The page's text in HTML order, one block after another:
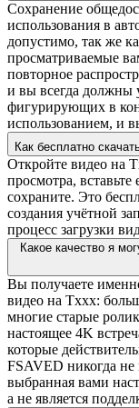
Сохранение
использования в
допустимо, так же
просматриваемые
повторное
и вы всегда должны
фигурирующих в
использованием, и
Как бесплатно
Откройте видео на
просмотра,
сохраните. Это
создания учётной
процесс загрузки
Какое качество я
Вы получаете
видео на Txxx:
многие старые
настоящее 4K
которые
FSAVED никогда
выбранная вами
а не является